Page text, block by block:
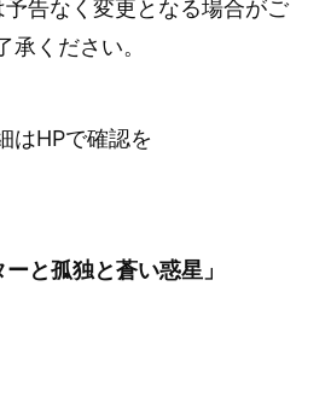
告なく変更となる場合がご
承ください。
はHPで確認を
と孤独と蒼い惑星」